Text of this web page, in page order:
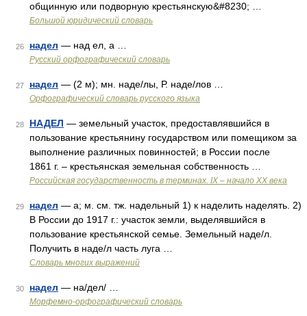
общинную или подворную крестьянскую&#8230; …
Большой юридический словарь
26 надел — над ел, а …
Русский орфографический словарь
27 надел — (2 м); мн. наде/лы, Р. наде/лов …
Орфографический словарь русского языка
28 НАДЕЛ — земельный участок, предоставлявшийся в
пользование крестьянину государством или помещиком за
выполнение различных повинностей; в России после
1861 г. – крестьянская земельная собственность …
Российская государственность в терминах. IX – начало XX века
29 надел — а; м. см. тж. надельный 1) к наделить наделять. 2)
В России до 1917 г.: участок земли, выделявшийся в
пользование крестьянской семье. Земельный наде/л.
Получить в наде/л часть луга …
Словарь многих выражений
30 надел — на/дел/ …
Морфемно-орфографический словарь